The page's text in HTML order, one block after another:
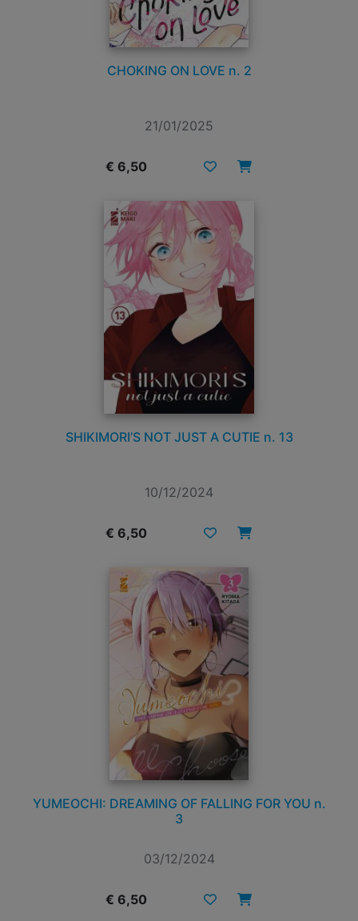
CHOKING ON LOVE n. 2
21/01/2025
€ 6,50
SHIKIMORI’S NOT JUST A CUTIE n. 13
10/12/2024
€ 6,50
YUMEOCHI: DREAMING OF FALLING FOR YOU n.
3
03/12/2024
€ 6,50